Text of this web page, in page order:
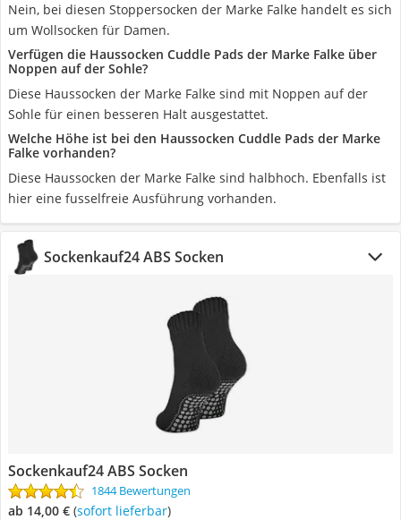
Nein, bei diesen Stoppersocken der Marke Falke handelt es sich
um Wollsocken für Damen.
Verfügen die Haussocken Cuddle Pads der Marke Falke über
Noppen auf der Sohle?
Diese Haussocken der Marke Falke sind mit Noppen auf der
Sohle für einen besseren Halt ausgestattet.
Welche Höhe ist bei den Haussocken Cuddle Pads der Marke
Falke vorhanden?
Diese Haussocken der Marke Falke sind halbhoch. Ebenfalls ist
hier eine fusselfreie Ausführung vorhanden.
Sockenkauf24 ABS Socken
Sockenkauf24 ABS Socken
1844 Bewertungen
ab 14,00 € ( Sofort lieferbar)